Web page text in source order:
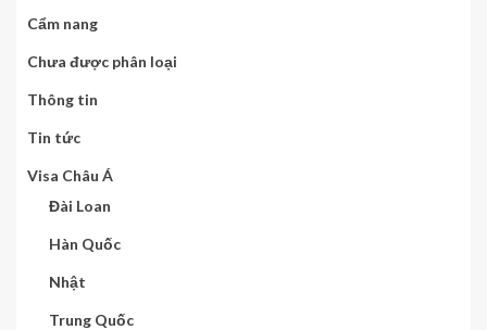
Cẩm nang
Chưa được phân loại
Thông tin
Tin tức
Visa Châu Á
Đài Loan
Hàn Quốc
Nhật
Trung Quốc